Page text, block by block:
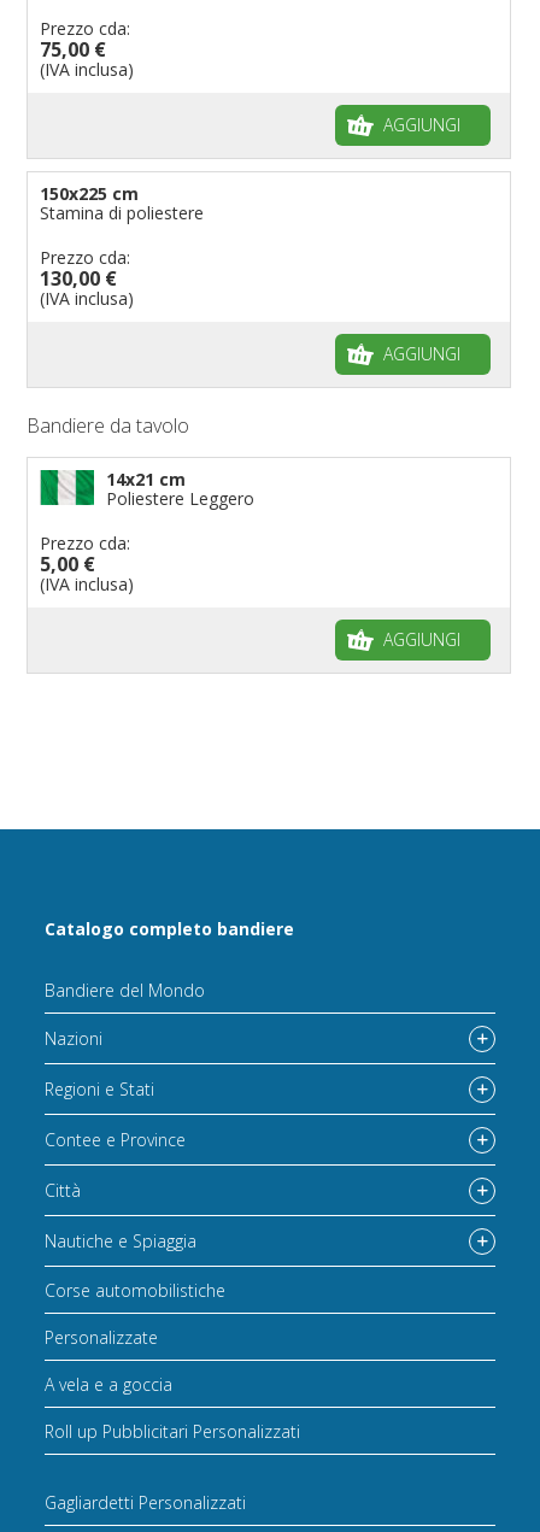
Prezzo cda:
75,00 €
(IVA inclusa)
AGGIUNGI
150x225 cm
Stamina di poliestere
Prezzo cda:
130,00 €
(IVA inclusa)
AGGIUNGI
Bandiere da tavolo
14x21 cm
Poliestere Leggero
Prezzo cda:
5,00 €
(IVA inclusa)
AGGIUNGI
Catalogo completo bandiere
Bandiere del Mondo
Nazioni
Regioni e Stati
Contee e Province
Città
Nautiche e Spiaggia
Corse automobilistiche
Personalizzate
A vela e a goccia
Roll up Pubblicitari Personalizzati
Gagliardetti Personalizzati